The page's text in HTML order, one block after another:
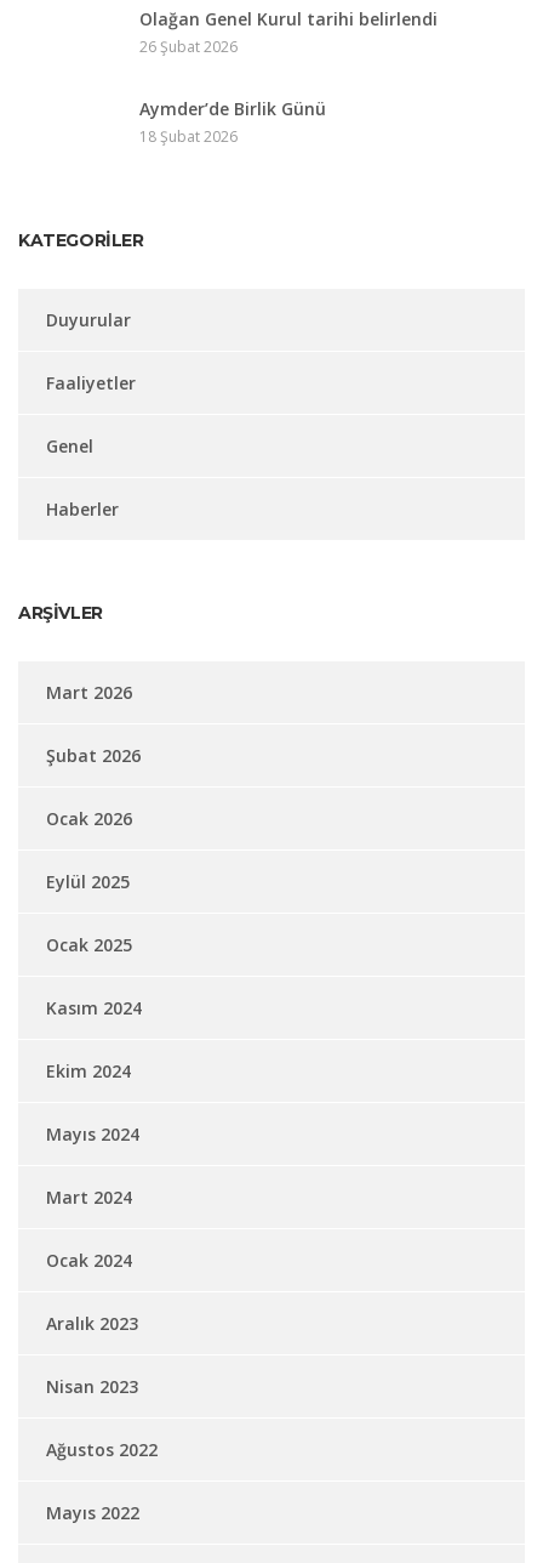
Olağan Genel Kurul tarihi belirlendi
26 Şubat 2026
Aymder’de Birlik Günü
18 Şubat 2026
KATEGORILER
Duyurular
Faaliyetler
Genel
Haberler
ARŞIVLER
Mart 2026
Şubat 2026
Ocak 2026
Eylül 2025
Ocak 2025
Kasım 2024
Ekim 2024
Mayıs 2024
Mart 2024
Ocak 2024
Aralık 2023
Nisan 2023
Ağustos 2022
Mayıs 2022